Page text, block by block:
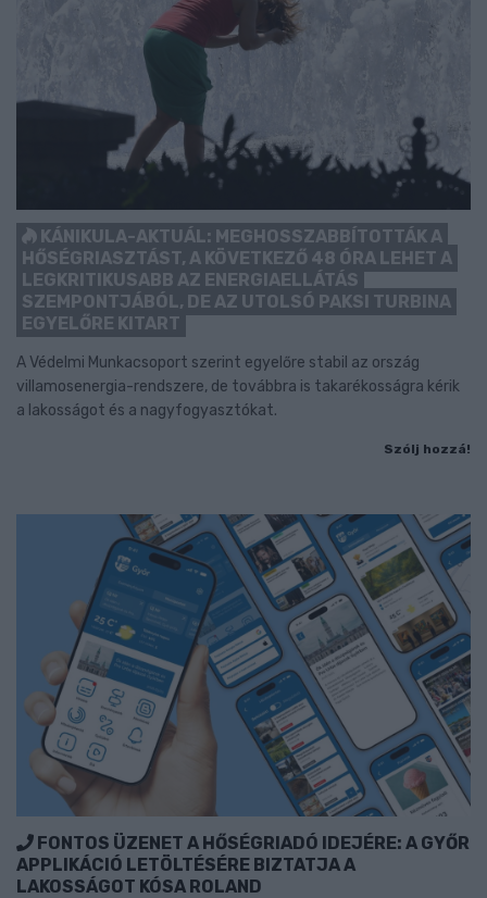
KÁNIKULA-AKTUÁL: MEGHOSSZABBÍTOTTÁK A
HŐSÉGRIASZTÁST, A KÖVETKEZŐ 48 ÓRA LEHET A
LEGKRITIKUSABB AZ ENERGIAELLÁTÁS
SZEMPONTJÁBÓL, DE AZ UTOLSÓ PAKSI TURBINA
EGYELŐRE KITART
A Védelmi Munkacsoport szerint egyelőre stabil az ország
villamosenergia-rendszere, de továbbra is takarékosságra kérik
a lakosságot és a nagyfogyasztókat.
Szólj hozzá!
FONTOS ÜZENET A HŐSÉGRIADÓ IDEJÉRE: A GYŐR
APPLIKÁCIÓ LETÖLTÉSÉRE BIZTATJA A
LAKOSSÁGOT KÓSA ROLAND